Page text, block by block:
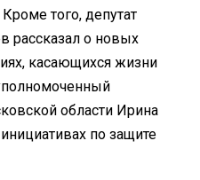
того, депутат
рассказал о новых
касающихся жизни
области Ирина
по защите